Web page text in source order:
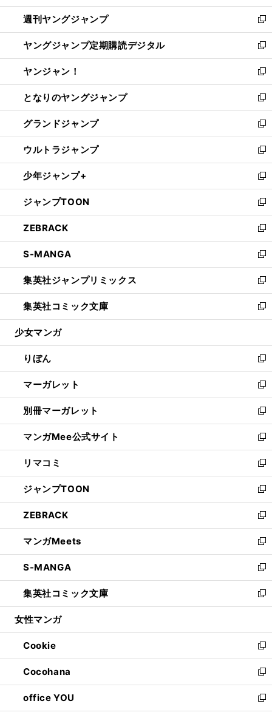
開
く
ウ
で
開
く
ン
ド
ウ
で
開
く
ウ
ィ
ン
ド
ウ
で
開
く
週刊ヤングジャンプ
新
し
い
ウ
ィ
ン
ド
ウ
で
開
く
ヤングジャンプ定期購読デジタル
新
し
い
ウ
ィ
ン
ド
ウ
で
開
く
ヤンジャン！
新
し
い
ウ
ィ
ン
ド
ウ
で
開
く
となりのヤングジャンプ
新
し
い
ウ
ィ
ン
ド
ウ
で
開
く
グランドジャンプ
新
し
い
ウ
ィ
ン
ド
ウ
で
開
く
ウルトラジャンプ
新
し
い
ウ
ィ
ン
ド
ウ
で
開
く
少年ジャンプ+
新
し
い
ウ
ィ
ン
ド
ウ
で
開
く
ジャンプTOON
新
し
い
ウ
ィ
ン
ド
ウ
で
開
ZEBRACK
新
し
い
ウ
ィ
ン
ド
ウ
開
く
S-MANGA
新
し
い
ウ
ィ
ン
ウ
で
開
く
集英社ジャンプリミックス
新
し
い
ウ
ン
ド
ウ
で
開
く
集英社コミック文庫
新
し
ウ
ィ
ン
ド
ウ
で
開
く
少女マンガ
りぼん
新
し
い
ウ
ィ
ン
ド
ウ
で
開
く
マーガレット
新
し
い
ウ
ィ
ン
ド
ウ
で
開
く
別冊マーガレット
新
し
い
ウ
ィ
ン
ド
ウ
で
開
く
マンガMee公式サイト
新
し
い
ウ
ィ
ン
ド
ウ
で
開
く
リマコミ
新
し
い
ウ
ィ
ン
ド
ウ
で
開
く
ジャンプTOON
新
し
い
ウ
ィ
ン
ド
ウ
で
開
ZEBRACK
新
し
い
ウ
ィ
ン
ド
ウ
開
く
マンガMeets
新
し
い
ウ
ィ
ン
ウ
で
開
く
S-MANGA
新
し
い
ウ
ン
ド
ウ
で
開
く
集英社コミック文庫
新
し
ウ
ィ
ン
ド
ウ
で
開
女性マンガ
Cookie
新
し
い
ウ
ィ
ン
Cocohana
新
し
い
ウ
office YOU
新
し